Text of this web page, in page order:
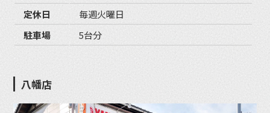
定休日
毎週火曜日
駐車場
5台分
八幡店